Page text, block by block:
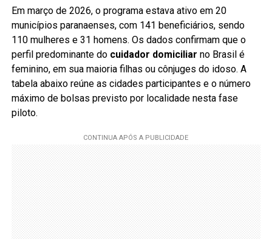
Em março de 2026, o programa estava ativo em 20
municípios paranaenses, com 141 beneficiários, sendo
110 mulheres e 31 homens. Os dados confirmam que o
perfil predominante do cuidador domiciliar no Brasil é
feminino, em sua maioria filhas ou cônjuges do idoso. A
tabela abaixo reúne as cidades participantes e o número
máximo de bolsas previsto por localidade nesta fase
piloto.